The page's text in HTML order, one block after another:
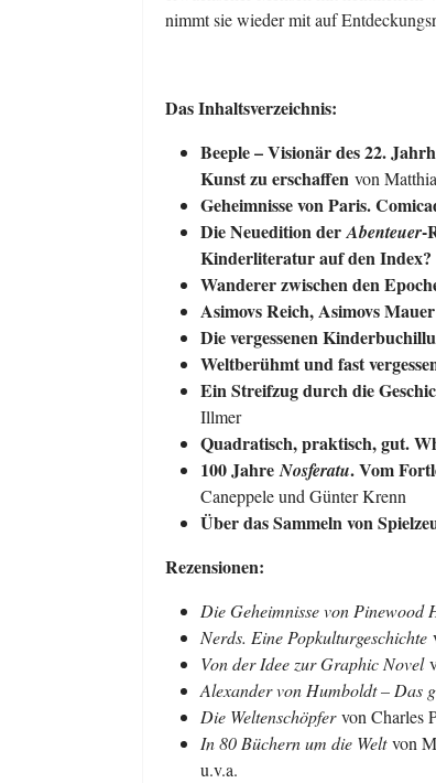
nimmt sie wieder mit auf
Das Inhaltsverzeichnis:
Beeple – Visionär des 22.
Kunst zu erschaffen von
Geheimnisse von Paris.
Die Neuedition derAbenteuer-
Kinderliteratur auf den Index?
Wanderer zwischen den
Asimovs Reich, Asimovs Mauer
Die vergessenen
Weltberühmt und fast
Ein Streifzug durch die
Illmer
Quadratisch, praktisch, gut.
100 JahreNosferatu. Vom
Caneppele und Günter Krenn
Über das Sammeln von
Rezensionen:
Die Geheimnisse von Pinewood
Nerds. Eine Popkulturgeschichte
Von der Idee zur Graphic Novel
Alexander von Humboldt – Das
Die Weltenschöpfervon Charles
In 80 Büchern um die Weltvon
u.v.a.